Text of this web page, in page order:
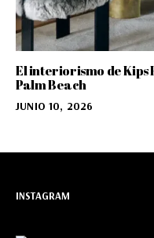
El interiorismo de Kips
Palm Beach
JUNIO 10, 2026
INSTAGRAM